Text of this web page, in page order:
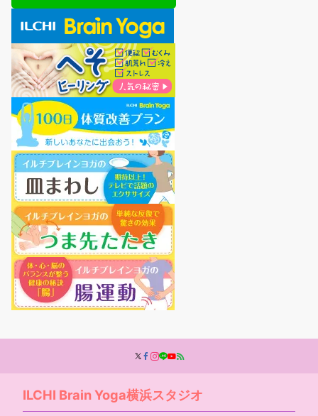
ILCHI Brain Yoga横浜スタジオ